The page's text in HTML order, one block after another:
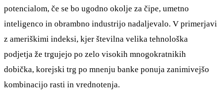
potencialom, če se bo ugodno okolje za čipe, umetno
inteligenco in obrambno industrijo nadaljevalo. V primerjavi
z ameriškimi indeksi, kjer številna velika tehnološka
podjetja že trgujejo po zelo visokih mnogokratnikih
dobička, korejski trg po mnenju banke ponuja zanimivejšo
kombinacijo rasti in vrednotenja.